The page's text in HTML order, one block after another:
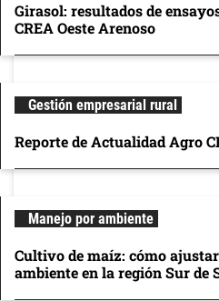
Girasol: resultados de
CREA Oeste Arenoso
Gestión empresarial rural
Reporte de Actualidad Agro
Manejo por ambiente
Cultivo de maíz: cómo
ambiente en la región Sur de